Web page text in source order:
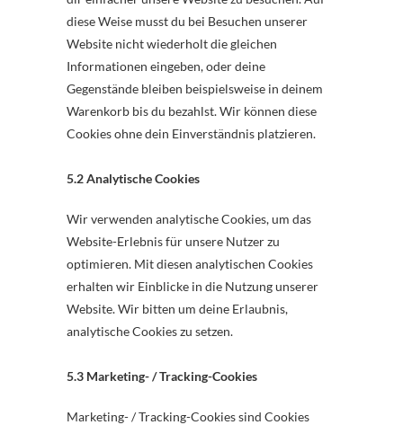
diese Weise musst du bei Besuchen unserer
Website nicht wiederholt die gleichen
Informationen eingeben, oder deine
Gegenstände bleiben beispielsweise in deinem
Warenkorb bis du bezahlst. Wir können diese
Cookies ohne dein Einverständnis platzieren.
5.2 Analytische Cookies
Wir verwenden analytische Cookies, um das
Website-Erlebnis für unsere Nutzer zu
optimieren. Mit diesen analytischen Cookies
erhalten wir Einblicke in die Nutzung unserer
Website. Wir bitten um deine Erlaubnis,
analytische Cookies zu setzen.
5.3 Marketing- / Tracking-Cookies
Marketing- / Tracking-Cookies sind Cookies